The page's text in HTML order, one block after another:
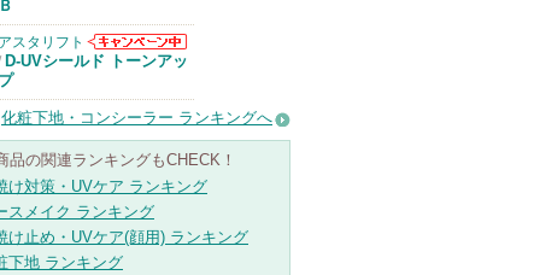
スタリフト
アスタリフトか
D-UVシールド トーンアッ
化粧下地・コンシーラー ランキングへ
品の関連ランキングもCHECK！
け対策・UVケア ランキング
スメイク ランキング
け止め・UVケア(顔用) ランキング
下地 ランキング